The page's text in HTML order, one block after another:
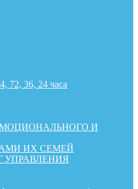
36, 24 часа
И
ИХ СЕМЕЙ
УПРАВЛЕНИЯ